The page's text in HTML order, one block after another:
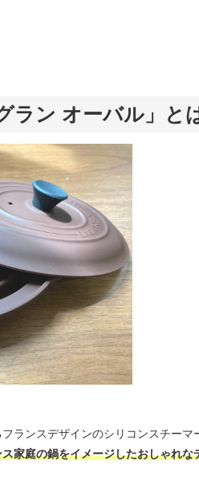
ラン オーバル」と
ランスデザインのシリコンスチー
家庭の鍋をイメージしたおしゃれな